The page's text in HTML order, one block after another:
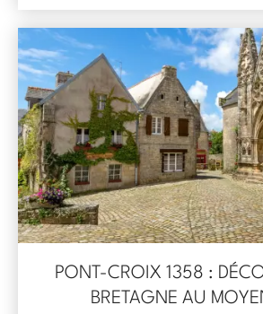
PONT-CROIX 1358 :
BRETAGNE AU